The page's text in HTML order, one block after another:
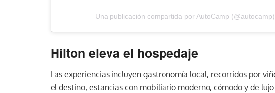
Una publicación compartida por AutoCamp (@autocamp)
Hilton eleva el hospedaje
Las experiencias incluyen gastronomía local, recorridos por
el destino; estancias con mobiliario moderno, cómodo y de